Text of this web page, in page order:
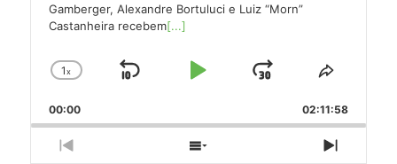
Gamberger, Alexandre Bortuluci e Luiz “Morn”
Castanheira recebem[...]
Change
Rate
1x
Skip
Play
Jump
Forward
Share
Episode
00:00 02:11:58
Previous
Show
Next